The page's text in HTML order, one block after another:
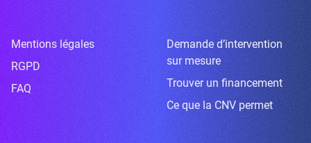
Mentions légales
RGPD
FAQ
Demande d’intervention
sur mesure
Trouver un financement
Ce que la CNV permet